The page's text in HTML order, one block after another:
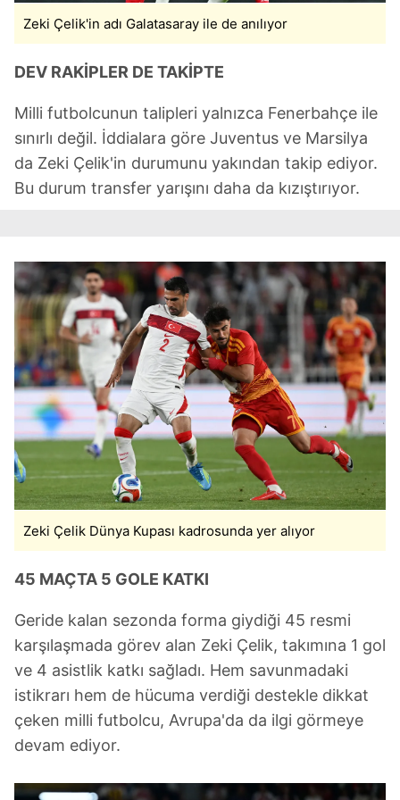
kullanılmaktadır. Bu çerezler vasıtasıyla çeşitli kişisel
toplumu hizmetlerinin sunulması amacıyla
kullanılmaktadır. Diğer çerezler, sitemizin daha işlevsel
kılınması ve kişiselleştirilmesi ve sizlere yönelik
reklam/pazarlama faaliyetlerinin yapılması, amaçlarıyla
sınırlı olarak açık rızanız dahilinde kullanılacaktır.
Çerezlere ilişkin tercihlerinizi aşağıda yer alan panel
6698 sayılı Kişisel Verilerin Korunması Kanunu uyarınca
hazırlanmış Aydınlatma Metnimizi okumak ve sitemizde
ilgili mevzuata uygun olarak kullanılan çerezlerle ilgili bilgi
almak için lütfentıklayınız.
Zeki Çelik'in adı Galatasaray ile de anılıyor
DEV RAKİPLER DE TAKİPTE
Milli futbolcunun talipleri yalnızca Fenerbahçe ile
sınırlı değil. İddialara göre Juventus ve Marsilya
da Zeki Çelik'in durumunu yakından takip ediyor.
Bu durum transfer yarışını daha da kızıştırıyor.
Zeki Çelik Dünya Kupası kadrosunda yer alıyor
45 MAÇTA 5 GOLE KATKI
Geride kalan sezonda forma giydiği 45 resmi
karşılaşmada görev alan Zeki Çelik, takımına 1 gol
ve 4 asistlik katkı sağladı. Hem savunmadaki
istikrarı hem de hücuma verdiği destekle dikkat
çeken milli futbolcu, Avrupa'da da ilgi görmeye
devam ediyor.